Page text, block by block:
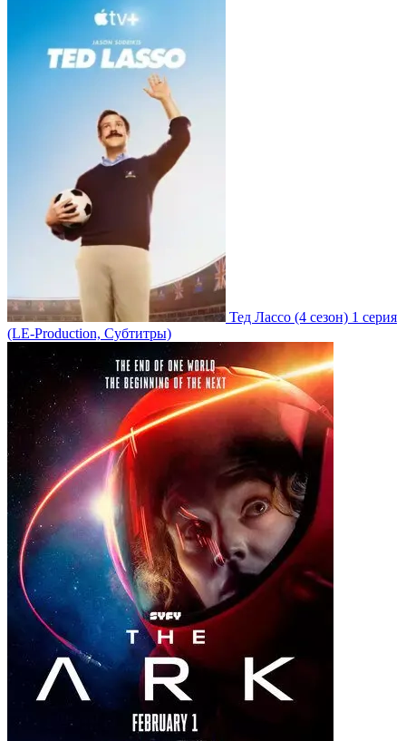
Тед Лассо (4 сезон) 1 серия
(LE-Production, Субтитры)